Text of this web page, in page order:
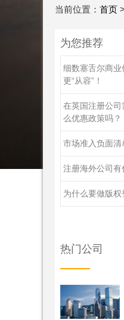
当前位置： 首页
为您推荐
细数塞舌尔商
更“从容”！
在英国注册公
么优惠政策吗？
市场准入负面清
注册海外公司有
为什么要做版权
热门公司